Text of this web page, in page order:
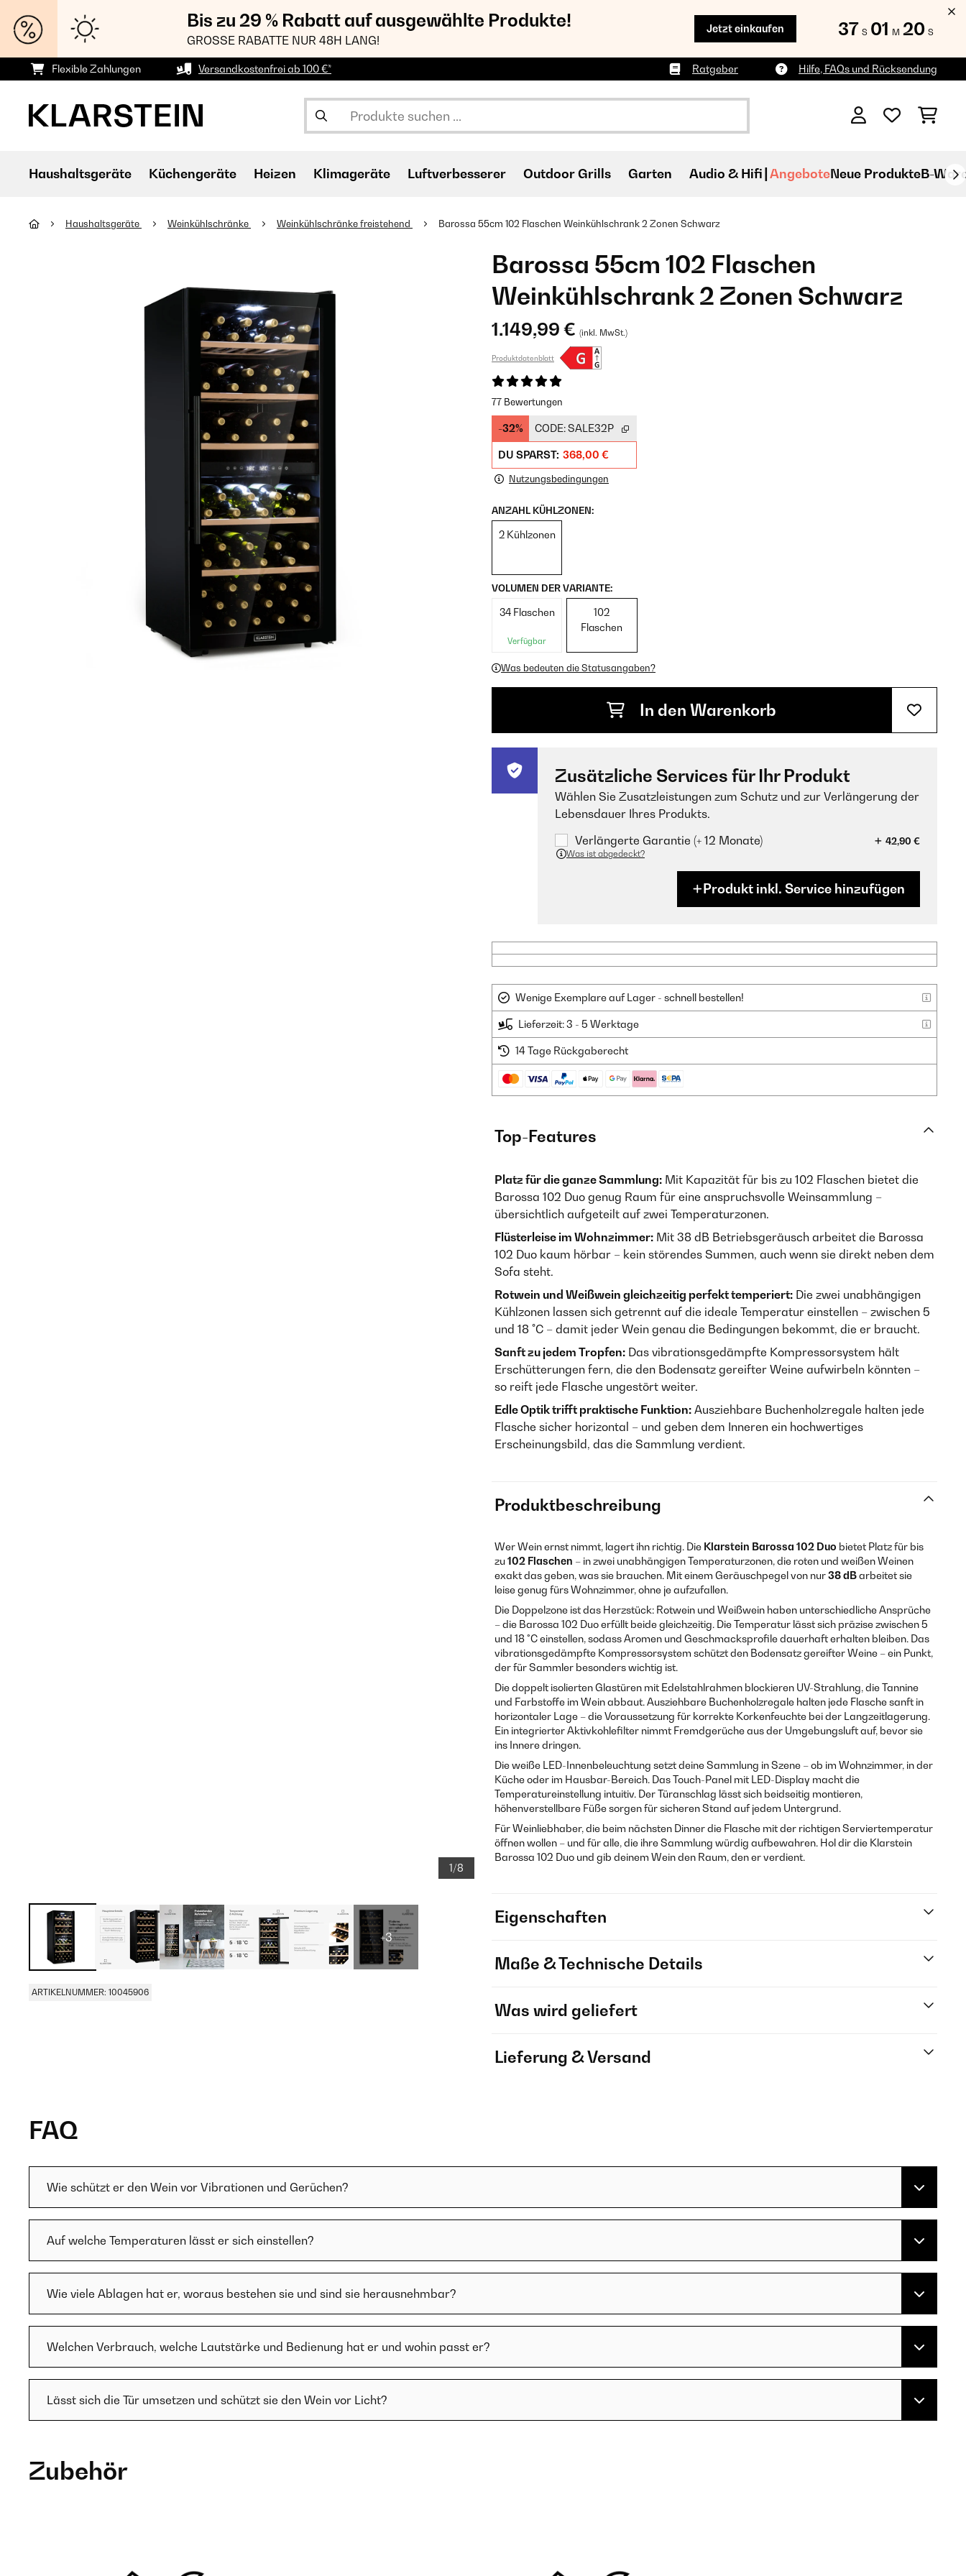
Bis zu 29 % Rabatt auf ausgewählte Produkte!
GROSSE RABATTE NUR 48H LANG!
Jetzt einkaufen 37 S 01 M 19 S
Flexible Zahlungen Versandkostenfrei ab 100 €* Ratgeber Hilfe, FAQs und Rücksendung
Haushaltsgeräte Küchengeräte Heizen Klimageräte Luftverbesserer Outdoor Grills Garten Audio & Hifi AngeboteNeue ProdukteB-
Haushaltsgeräte Weinkühlschränke Weinkühlschränke freistehend Barossa 55cm 102 Flaschen Weinkühlschrank 2 Zonen​ Schwarz
1/8
+3
ARTIKELNUMMER: 10045906
Barossa 55cm 102 Flaschen
Weinkühlschrank 2 Zonen​ Schwarz
1.149,99 € (inkl. MwSt.)
Produktdatenblatt
77 Bewertungen
-32% CODE:SALE32P
DU SPARST: 368,00 €
Nutzungsbedingungen
ANZAHL KÜHLZONEN:
2 Kühlzonen
VOLUMEN DER VARIANTE:
34 Flaschen
Verfügbar
102
Flaschen
Was bedeuten die Statusangaben?
In den Warenkorb
Zusätzliche Services für Ihr Produkt
Wählen Sie Zusatzleistungen zum Schutz und zur Verlängerung der
Lebensdauer Ihres Produkts.
Verlängerte Garantie (+ 12 Monate)
42,90 €
Was ist abgedeckt?
Produkt inkl. Service hinzufügen
Wenige Exemplare auf Lager - schnell bestellen!
Lieferzeit: 3 - 5 Werktage
14 Tage Rückgaberecht
Top-Features
Platz für die ganze Sammlung: Mit Kapazität für bis zu 102 Flaschen bietet die
Barossa 102 Duo genug Raum für eine anspruchsvolle Weinsammlung –
übersichtlich aufgeteilt auf zwei Temperaturzonen.
Flüsterleise im Wohnzimmer: Mit 38 dB Betriebsgeräusch arbeitet die Barossa
102 Duo kaum hörbar – kein störendes Summen, auch wenn sie direkt neben dem
Sofa steht.
Rotwein und Weißwein gleichzeitig perfekt temperiert: Die zwei unabhängigen
Kühlzonen lassen sich getrennt auf die ideale Temperatur einstellen – zwischen 5
und 18 °C – damit jeder Wein genau die Bedingungen bekommt, die er braucht.
Sanft zu jedem Tropfen: Das vibrationsgedämpfte Kompressorsystem hält
Erschütterungen fern, die den Bodensatz gereifter Weine aufwirbeln könnten –
so reift jede Flasche ungestört weiter.
Edle Optik trifft praktische Funktion: Ausziehbare Buchenholzregale halten jede
Flasche sicher horizontal – und geben dem Inneren ein hochwertiges
Erscheinungsbild, das die Sammlung verdient.
Produktbeschreibung
Wer Wein ernst nimmt, lagert ihn richtig. Die Klarstein Barossa 102 Duo bietet Platz für bis
zu 102 Flaschen – in zwei unabhängigen Temperaturzonen, die roten und weißen Weinen
exakt das geben, was sie brauchen. Mit einem Geräuschpegel von nur38 dBarbeitet sie
leise genug fürs Wohnzimmer, ohne je aufzufallen.
Die Doppelzone ist das Herzstück: Rotwein und Weißwein haben unterschiedliche Ansprüche
– die Barossa 102 Duo erfüllt beide gleichzeitig. Die Temperatur lässt sich präzise zwischen 5
und 18 °C einstellen, sodass Aromen und Geschmacksprofile dauerhaft erhalten bleiben. Das
vibrationsgedämpfte Kompressorsystem schützt den Bodensatz gereifter Weine – ein Punkt,
der für Sammler besonders wichtig ist.
Die doppelt isolierten Glastüren mit Edelstahlrahmen blockieren UV-Strahlung, die Tannine
und Farbstoffe im Wein abbaut. Ausziehbare Buchenholzregale halten jede Flasche sanft in
horizontaler Lage – die Voraussetzung für korrekte Korkenfeuchte bei der Langzeitlagerung.
Ein integrierter Aktivkohlefilter nimmt Fremdgerüche aus der Umgebungsluft auf, bevor sie
ins Innere dringen.
Die weiße LED-Innenbeleuchtung setzt deine Sammlung in Szene – ob im Wohnzimmer, in der
Küche oder im Hausbar-Bereich. Das Touch-Panel mit LED-Display macht die
Temperatureinstellung intuitiv. Der Türanschlag lässt sich beidseitig montieren,
höhenverstellbare Füße sorgen für sicheren Stand auf jedem Untergrund.
Für Weinliebhaber, die beim nächsten Dinner die Flasche mit der richtigen Serviertemperatur
öffnen wollen – und für alle, die ihre Sammlung würdig aufbewahren. Hol dir die Klarstein
Barossa 102 Duo und gib deinem Wein den Raum, den er verdient.
Eigenschaften
Maße & Technische Details
Was wird geliefert
Lieferung & Versand
FAQ
Wie schützt er den Wein vor Vibrationen und Gerüchen?
Auf welche Temperaturen lässt er sich einstellen?
Wie viele Ablagen hat er, woraus bestehen sie und sind sie herausnehmbar?
Welchen Verbrauch, welche Lautstärke und Bedienung hat er und wohin passt er?
Lässt sich die Tür umsetzen und schützt sie den Wein vor Licht?
Zubehör